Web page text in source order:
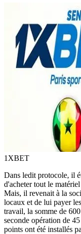
1XBET
Dans ledit protocole, il
d'acheter tout le
Mais, il revenait à la
locaux et de lui payer
travail, la somme de
seconde opération de
points ont été installés